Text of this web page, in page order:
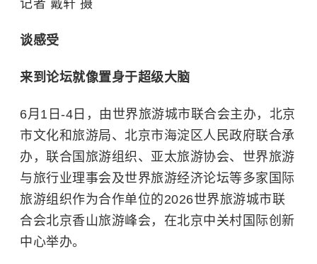
记者 戴轩 摄
谈感受
来到论坛就像置身于超级大脑
6月1日-4日，由世界旅游城市联合会主办，北京
市文化和旅游局、北京市海淀区人民政府联合承
办，联合国旅游组织、亚太旅游协会、世界旅游
与旅行业理事会及世界旅游经济论坛等多家国际
旅游组织作为合作单位的2026世界旅游城市联
合会北京香山旅游峰会，在北京中关村国际创新
中心举办。